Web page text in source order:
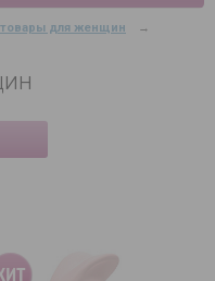
для женщин
→